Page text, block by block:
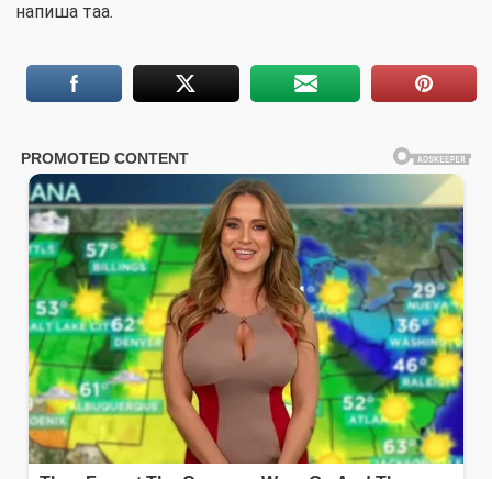
напиша таа.